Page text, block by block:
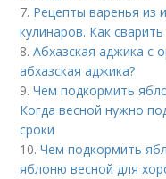
7. Рецепты варенья из
кулинаров. Как
8.Абхазская аджика с
абхазская аджика?
9.Чем подкормить
Когда весной нужно
сроки
10.Чем подкормить
яблоню весной для